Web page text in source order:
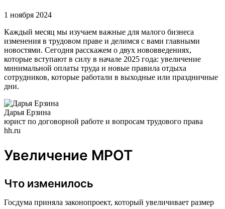
1 ноября 2024
Каждый месяц мы изучаем важные для малого бизнеса
изменения в трудовом праве и делимся с вами главными
новостями. Сегодня расскажем о двух нововведениях,
которые вступают в силу в начале 2025 года: увеличение
минимальной оплаты труда и новые правила отдыха
сотрудников, которые работали в выходные или праздничные
дни.
Дарья Ерзина
юрист по договорной работе и вопросам трудового права
hh.ru
Увеличение МРОТ
Что изменилось
Госдума приняла законопроект, который увеличивает размер